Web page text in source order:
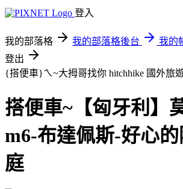
登入
我的部落格 我的部落格後台
我的
登出
{搭便車}ㄟ~大拇哥找你 hitchhike 國外旅
搭便車~【匈牙利】
m6-布達佩斯-好心
庭